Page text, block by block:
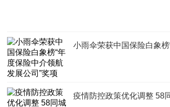
小雨伞荣获中国保险白象
疫情防控政策优化调整 58